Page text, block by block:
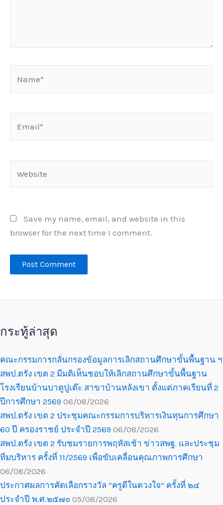
Save my name, email, and website in this
browser for the next time I comment.
กระทู้ล่าสุด
คณะกรรมการกลั่นกรองข้อมูลการเลิกสถานศึกษาขั้นพื้นฐาน ฯ
สพป.ตรัง เขต 2 มีมติเห็นชอบให้เลิกสถานศึกษาขั้นพื้นฐาน
โรงเรียนบ้านบาตูปูเต๊ะ สาขาบ้านหลังเขา ตั้งแต่ภาคเรียนที่ 2
ปีการศึกษา 2569 06/08/2026
สพป.ตรัง เขต 2 ประชุมคณะกรรมการบริหารเงินทุนการศึกษา
60 ปี ครองราชย์ ประจำปี 2569 06/08/2026
สพป.ตรัง เขต 2 รับชมรายการพฤหัสเช้า ข่าวสพฐ. และประชุม
ทีมบริหาร ครั้งที่ 11/2569 เพื่อขับเคลื่อนคุณภาพการศึกษา
06/08/2026
ประกาศผลการคัดเลือกรางวัล “ครูดีในดวงใจ” ครั้งที่ ๒๔
ประจำปี พ.ศ.๒๕๗๐ 05/08/2026